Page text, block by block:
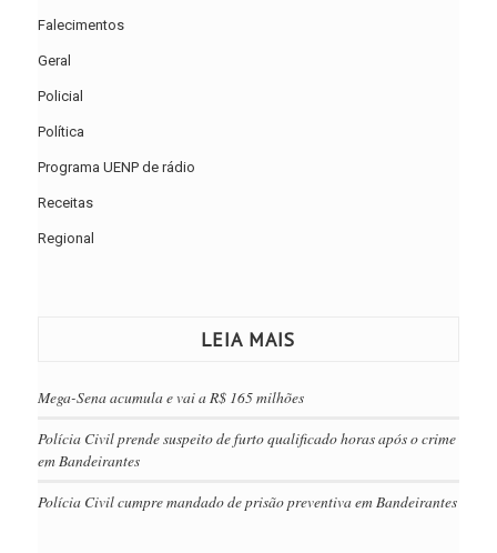
Falecimentos
Geral
Policial
Política
Programa UENP de rádio
Receitas
Regional
LEIA MAIS
Mega-Sena acumula e vai a R$ 165 milhões
Polícia Civil prende suspeito de furto qualificado horas após o crime
em Bandeirantes
Polícia Civil cumpre mandado de prisão preventiva em Bandeirantes